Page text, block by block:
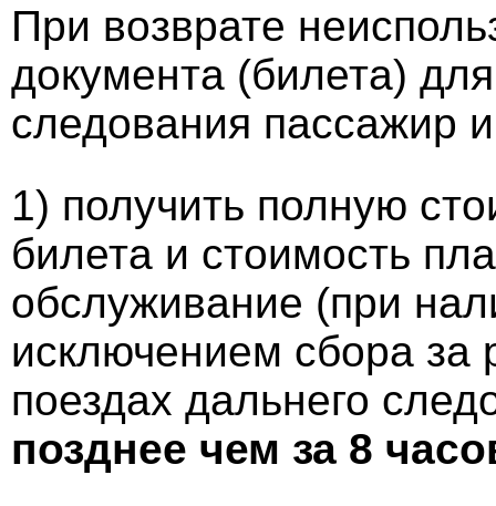
При возврате
документа (билета)
следования пассажир
1) получить полную
билета и стоимость
обслуживание (при
исключением сбора за
поездах дальнего
позднее чем за 8